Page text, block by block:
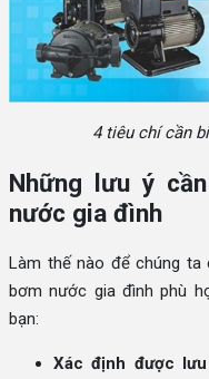
4 tiêu chí cần
Những lưu ý
nước gia đình
Làm thế nào để chúng
bơm nước gia đình phù
bạn:
Xác định được